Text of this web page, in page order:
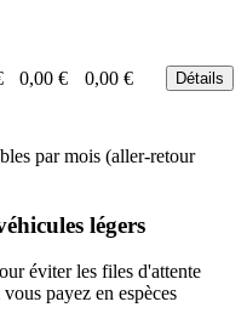
0,00 € 0,00 € Détails
par mois (aller-retour
légers
éviter les files d'attente
payez en espèces